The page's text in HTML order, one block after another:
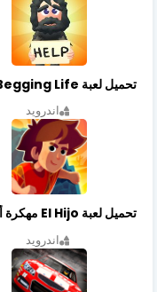
اندرويد
اندرويد